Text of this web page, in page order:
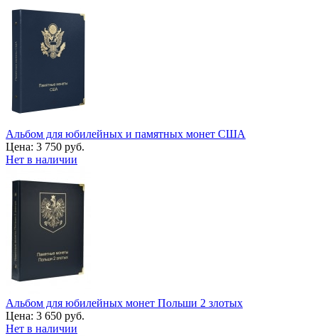
Альбом для юбилейных и памятных монет США
Цена: 3 750 руб.
Нет в наличии
Альбом для юбилейных монет Польши 2 злотых
Цена: 3 650 руб.
Нет в наличии